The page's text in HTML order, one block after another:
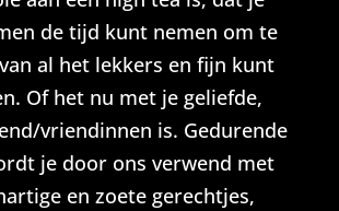
de tijd kunt nemen om te
al het lekkers en fijn kunt
Of het nu met je geliefde,
vriendinnen is. Gedurende
je door ons verwend met
en zoete gerechtjes,